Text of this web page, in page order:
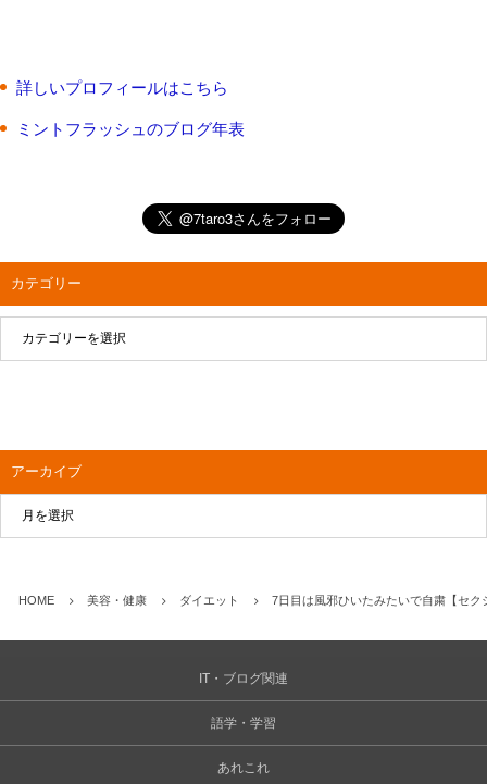
詳しいプロフィールはこちら
ミントフラッシュのブログ年表
カテゴリー
アーカイブ
HOME 美容・健康 ダイエット 7日目は風邪ひいたみたいで自粛【セ
IT・ブログ関連
語学・学習
あれこれ